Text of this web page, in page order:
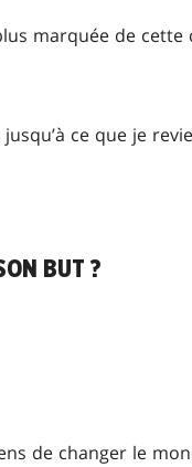
marquée de cette
ce que je
BUT ?
de changer le